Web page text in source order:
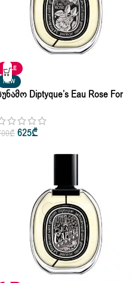
SALE
NEW
Diptyque’s Eau Rose For
₾ 625₾